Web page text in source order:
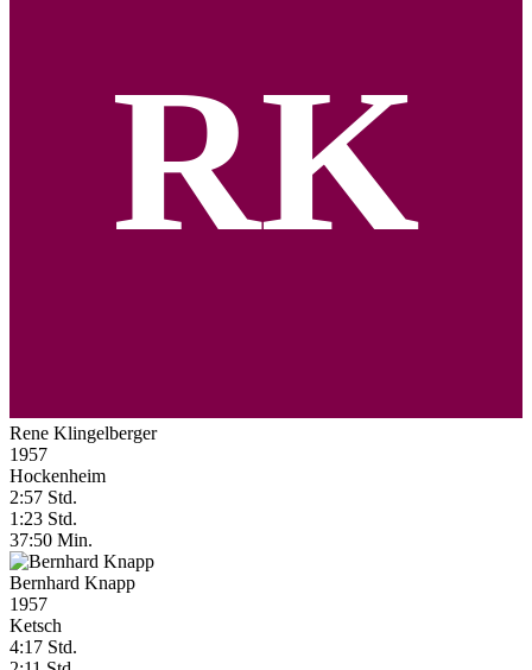
RK
Rene Klingelberger
1957
Hockenheim
2:57 Std.
1:23 Std.
37:50 Min.
Bernhard Knapp
1957
Ketsch
4:17 Std.